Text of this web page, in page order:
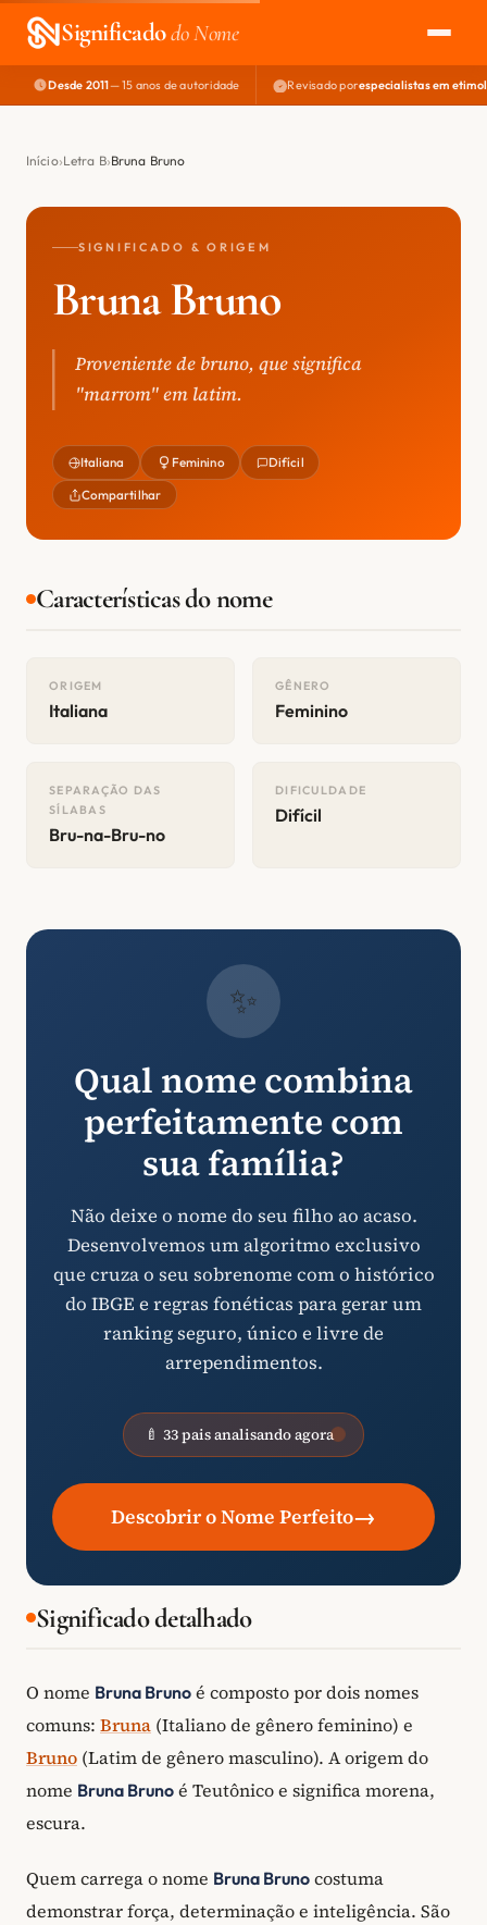
Significadodo Nome
EXPLORAR
NOME PERFEITO
Desde 2011— 15 anos de autoridade Revisado porespecialistas em
Início Letra B Bruna Bruno
SIGNIFICADO & ORIGEM
Bruna Bruno
Proveniente de bruno, que significa
"marrom" em latim.
Italiana Feminino Difícil
Compartilhar
Características do nome
ORIGEM
Italiana
GÊNERO
Feminino
SEPARAÇÃO DAS
SÍLABAS
Bru-na-Bru-no
DIFICULDADE
Difícil
✨
Qual nome combina
perfeitamente com
sua família?
Não deixe o nome do seu filho ao acaso.
Desenvolvemos um algoritmo exclusivo
que cruza o seu sobrenome com o histórico
do IBGE e regras fonéticas para gerar um
ranking seguro, único e livre de
arrependimentos.
🍼 33 pais analisando agora
Descobrir o Nome Perfeito→
Significado detalhado
O nome Bruna Bruno é composto por dois nomes
comuns: Bruna (Italiano de gênero feminino) e
Bruno (Latim de gênero masculino). A origem do
nome Bruna Bruno é Teutônico e significa morena,
escura.
Quem carrega o nome Bruna Bruno costuma
demonstrar força, determinação e inteligência. São